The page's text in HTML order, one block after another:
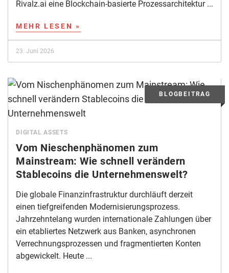
Rivalz.ai eine Blockchain-basierte Prozessarchitektur ...
MEHR LESEN »
23. Juni 2026
DIGITAL ASSETS
Vom Nieschenphänomen zum
Mainstream: Wie schnell verändern
Stablecoins die Unternehmenswelt?
Die globale Finanzinfrastruktur durchläuft derzeit
einen tiefgreifenden Modernisierungsprozess.
Jahrzehntelang wurden internationale Zahlungen über
ein etabliertes Netzwerk aus Banken, asynchronen
Verrechnungsprozessen und fragmentierten Konten
abgewickelt. Heute ...